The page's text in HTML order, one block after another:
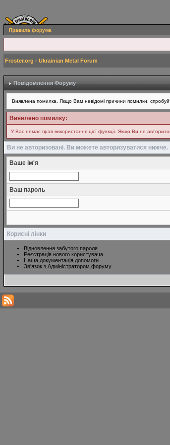
Правила форума
Froster.org - Ukrainian Metal Forum
Повідомлення Форуму
Виявлена помилка. Якщо Вам невідомі причини помилки,
Виявлено помилку:
У Вас немає прав використання цієї функції. Якщо Ви не
Ви не авторизовані. Ви можете авторизуватися нижче.
Ваше ім'я
Ваш пароль
Корисні лінки
Відновлення забутого пароля
Реєстрація нового користувача
Наша документація допомоги
Зв'язок з Адміністратором форуму